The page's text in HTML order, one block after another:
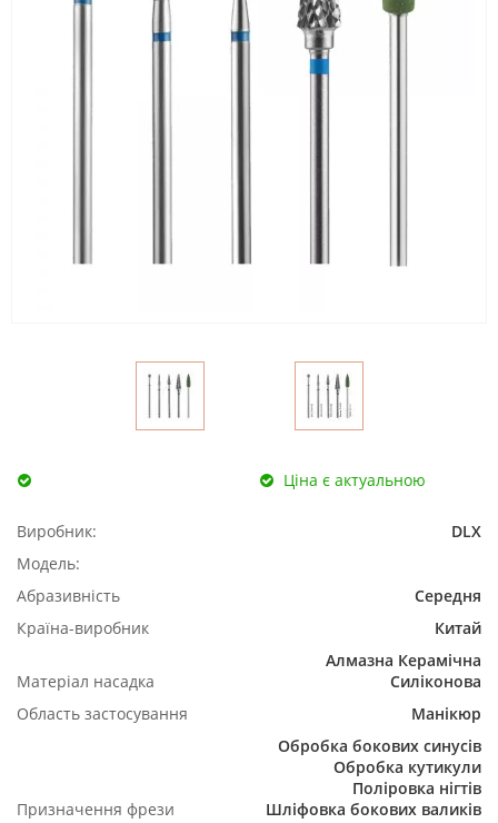
Ціна є актуальною
Виробник:
DLX
Модель:
Абразивність
Середня
Країна-виробник
Китай
Матеріал насадка
Алмазна Керамічна
Силіконова
Область застосування
Манікюр
Призначення фрези
Обробка бокових синусів
Обробка кутикули
Поліровка нігтів
Шліфовка бокових валиків